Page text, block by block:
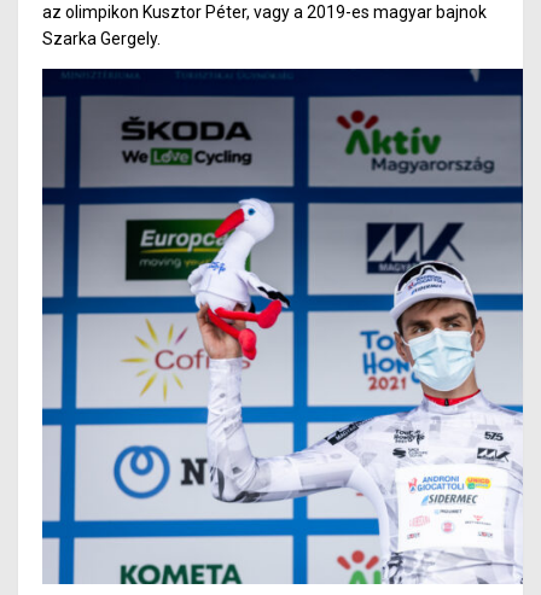
az olimpikon Kusztor Péter, vagy a 2019-es magyar bajnok
Szarka Gergely.